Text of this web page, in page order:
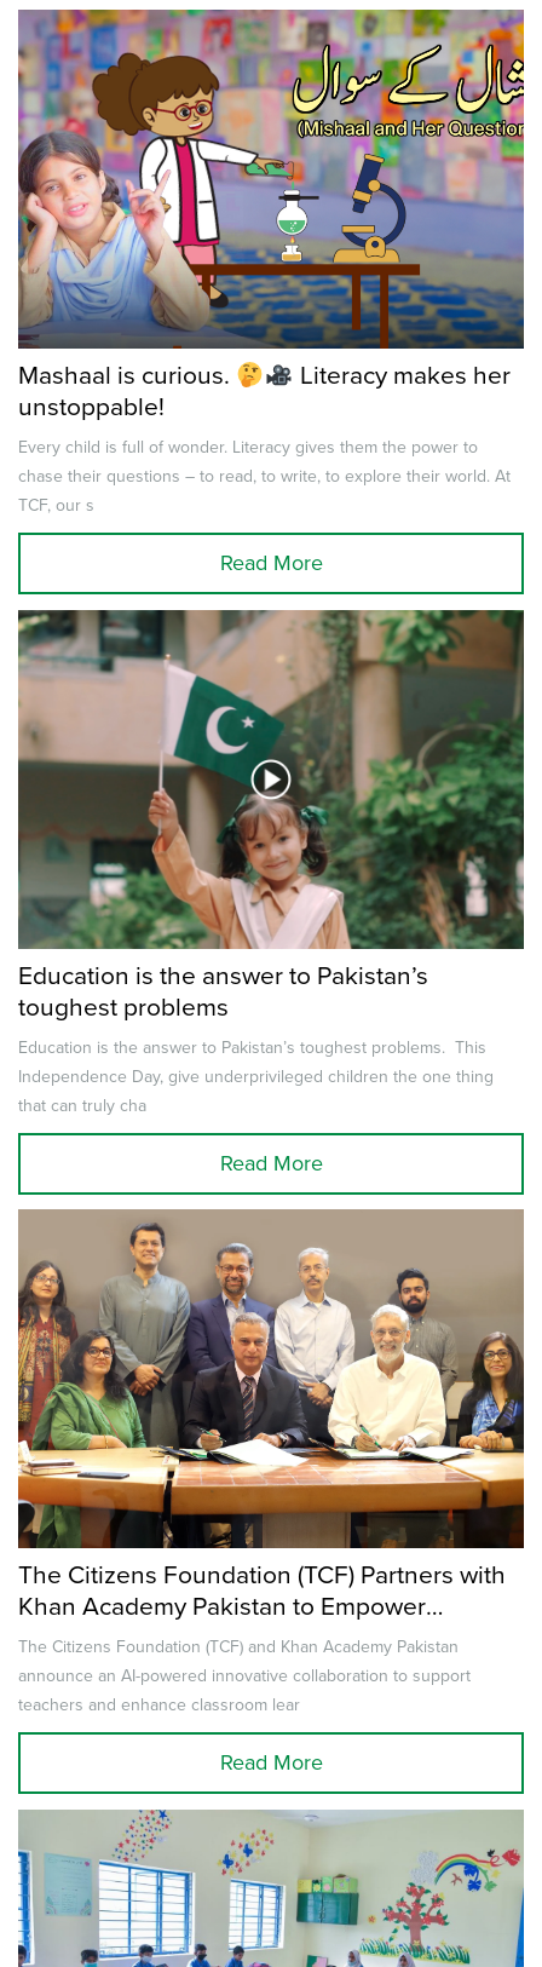
Mashaal is curious.
Literacy makes her
unstoppable!
Every child is full of wonder. Literacy gives them the power to
chase their questions – to read, to write, to explore their world. At
TCF, our s
Read More
Education is the answer to Pakistan’s
toughest problems
Education is the answer to Pakistan’s toughest problems. This
Independence Day, give underprivileged children the one thing
that can truly cha
Read More
The Citizens Foundation (TCF) Partners with
Khan Academy Pakistan to Empower
Teachers with AI-powered Khanmigo
The Citizens Foundation (TCF) and Khan Academy Pakistan
announce an AI-powered innovative collaboration to support
teachers and enhance classroom lear
Read More